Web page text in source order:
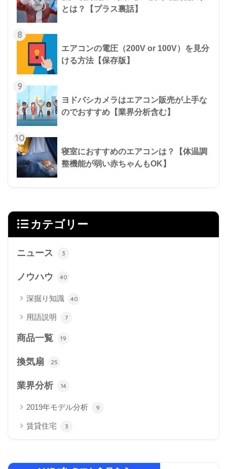
とは？【プラス裏話】
8
エアコンの電圧（200V or 100V）を見分
ける方法【保存版】
9
ヨドバシカメラはエアコン販売が上手な
のでおすすめ【業界分析含む】
10
寝室におすすめのエアコンは？【体温調
整機能が弱い赤ちゃんもOK】
カテゴリー
ニュース 3
ノウハウ 40
深掘り知識 40
用語説明 7
商品一覧 19
換気扇 25
業界分析 14
2019年モデル分析 9
賃貸住宅 3